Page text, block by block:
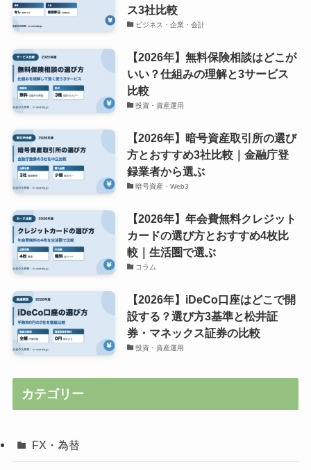
ス3社比較
ビジネス・企業・会計
【2026年】無料保険相談はどこが
いい？仕組みの理解と3サービス
比較
投資・資産運用
【2026年】暗号資産取引所の選び
方とおすすめ3社比較｜金融庁登
録業者から選ぶ
暗号資産・Web3
【2026年】年会費無料クレジット
カードの選び方とおすすめ4枚比
較｜生活圏で選ぶ
コラム
【2026年】iDeCo口座はどこで開
設する？選び方3基準と松井証
券・マネックス証券の比較
投資・資産運用
カテゴリー
FX・為替